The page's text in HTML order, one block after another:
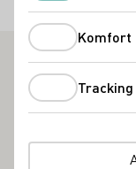
Weinfeste Kulinarik
Komfort
Tracking